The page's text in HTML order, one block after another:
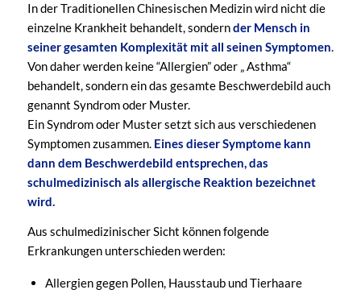
In der Traditionellen Chinesischen Medizin wird nicht die
einzelne Krankheit behandelt, sondernder Mensch in
seiner gesamten Komplexität mit all seinen Symptomen.
Von daher werden keine “Allergien” oder „ Asthma“
behandelt, sondern ein das gesamte Beschwerdebild auch
genannt Syndrom oder Muster.
Ein Syndrom oder Muster setzt sich aus verschiedenen
Symptomen zusammen. Eines dieser Symptome kann
dann dem Beschwerdebild entsprechen, das
schulmedizinisch als allergische Reaktion bezeichnet
wird.
Aus schulmedizinischer Sicht können folgende
Erkrankungen unterschieden werden:
Allergien gegen Pollen, Hausstaub und Tierhaare